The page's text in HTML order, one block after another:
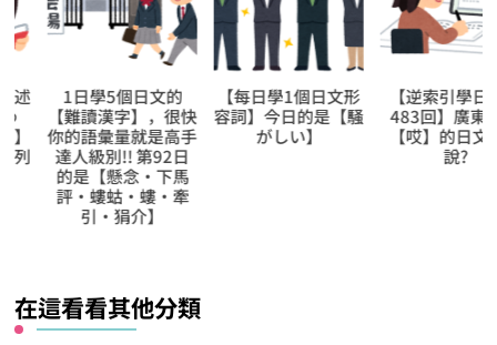
1日學5個日文的
【難讀漢字】，很快
你的語彙量就是高手
達人級別!! 第92日
的是【懸念‧下馬
評‧螻蛄・螻‧牽
引‧狷介】
【每日學1個日文形
容詞】今日的是【騒
がしい】
【逆索引學日文第
483回】廣東話裡
【哎】的日文怎樣
在這看看其他分類